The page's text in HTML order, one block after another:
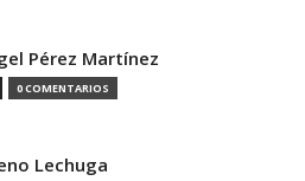
Pérez Martínez
0 COMENTARIOS
Lechuga